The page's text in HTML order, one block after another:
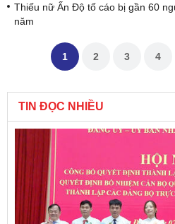
Thiếu nữ Ấn Độ tố cáo bị gần 60
năm
1 2 3 4
TIN ĐỌC NHIỀU